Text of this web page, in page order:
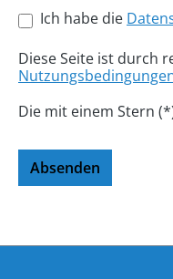
Ich habe die
Diese Seite ist durch
Die mit einem Stern
Absenden